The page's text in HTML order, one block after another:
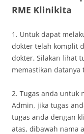
RME Klinikita
1. Untuk dapat
dokter telah komplit
dokter. Silakan lihat
memastikan
2. Tugas anda untuk
Admin, jika tugas
tugas anda dengan
atas, dibawah nama